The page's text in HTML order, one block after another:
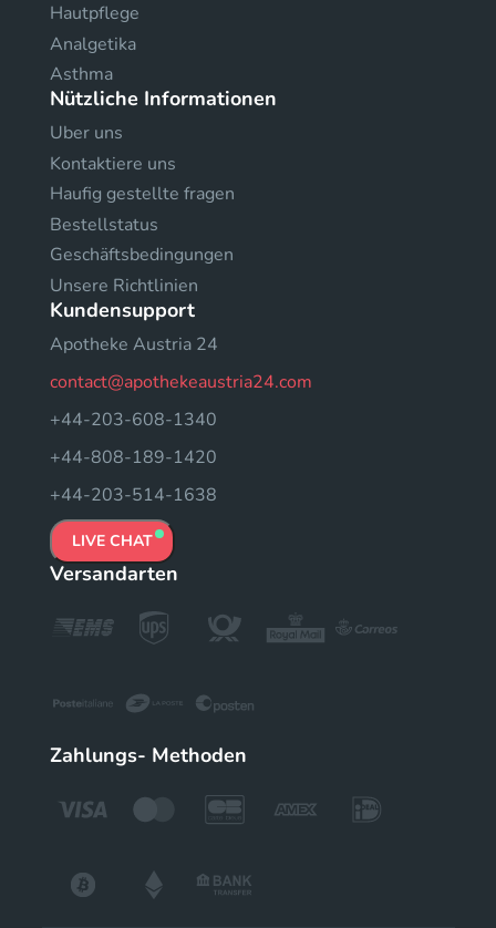
Hautpflege
Analgetika
Asthma
Nützliche Informationen
Uber uns
Kontaktiere uns
Haufig gestellte fragen
Bestellstatus
Geschäftsbedingungen
Unsere Richtlinien
Kundensupport
Apotheke Austria 24
contact@apothekeaustria24.com
+44-203-608-1340
+44-808-189-1420
+44-203-514-1638
LIVE CHAT
Versandarten
Zahlungs- Methoden